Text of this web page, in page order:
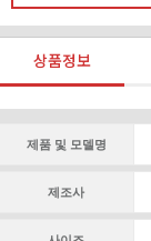
상품정보
제품 및 모델명
제조사